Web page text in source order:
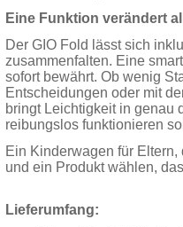
Eine Funktion verändert
Der GIO Fold lässt sich
zusammenfalten. Eine
sofort bewährt. Ob wenig
Entscheidungen oder mit
bringt Leichtigkeit in genau
reibungslos funktionieren
Ein Kinderwagen für
und ein Produkt wählen,
Lieferumfang: